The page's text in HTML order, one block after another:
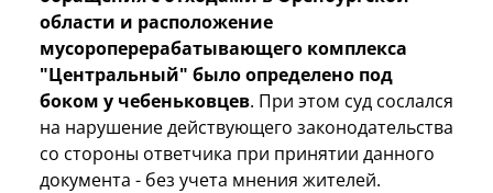
области и расположение
мусороперерабатывающего комплекса
"Центральный" было определено под
боком у чебеньковцев. При этом суд сослался
на нарушение действующего законодательства
со стороны ответчика при принятии данного
документа - без учета мнения жителей.